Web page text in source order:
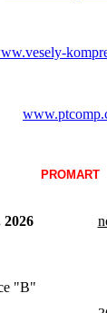
PROMART
2026
"B"